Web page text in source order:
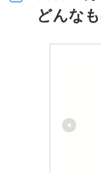
どんな